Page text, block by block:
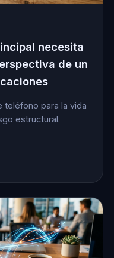
necesita
de un
teléfono para la vida
estructural.